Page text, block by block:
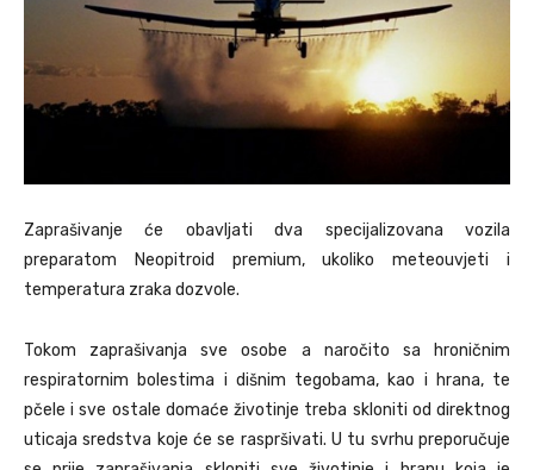
Zaprašivanje će obavljati dva specijalizovana vozila
preparatom Neopitroid premium, ukoliko meteouvjeti i
temperatura zraka dozvole.
Tokom zaprašivanja sve osobe a naročito sa hroničnim
respiratornim bolestima i dišnim tegobama, kao i hrana, te
pčele i sve ostale domaće životinje treba skloniti od direktnog
uticaja sredstva koje će se raspršivati. U tu svrhu preporučuje